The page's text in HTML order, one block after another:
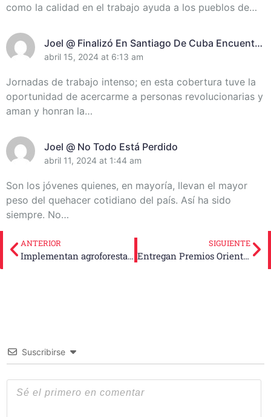
como la calidad en el trabajo ayuda a los pueblos de…
Joel @ Finalizó En Santiago De Cuba Encuentro
De Miembros Del Destacamento Pedagógico
abril 15, 2024 at 6:13 am
Jornadas de trabajo intenso; en esta cobertura tuve la
oportunidad de acercarme a personas revolucionarias y
aman y honran la…
Joel @ No Todo Está Perdido
abril 11, 2024 at 1:44 am
Son los jóvenes quienes, en mayoría, llevan el mayor
peso del quehacer cotidiano del país. Así ha sido
siempre. No…
ANTERIOR
Implementan agroforestales de Tercer Frente novedosa tecnología para producir ñame
SIGUIENTE
Entregan Premios Oriente 2026 en Santiago de Cuba
Suscribirse